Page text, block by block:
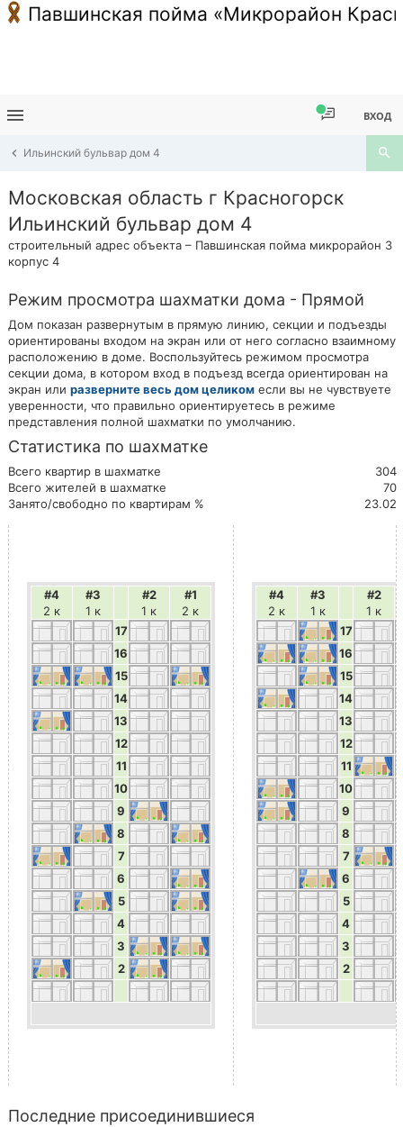
Павшинская пойма «Микрорайон
ВХОД
Ильинский бульвар дом 4
Московская область г Красногорск
Ильинский бульвар дом 4
строительный адрес объекта – Павшинская пойма микрорайон 3
корпус 4
Режим просмотра шахматки дома - Прямой
Дом показан развернутым в прямую линию, секции и подъезды
ориентированы входом на экран или от него согласно взаимному
расположению в доме. Воспользуйтесь режимом просмотра
секции дома, в котором вход в подъезд всегда ориентирован на
экран или разверните весь дом целиком если вы не чувствуете
уверенности, что правильно ориентируетесь в режиме
представления полной шахматки по умолчанию.
Статистика по шахматке
304
Всего квартир в шахматке
70
Всего жителей в шахматке
23.02
Занято/свободно по квартирам %
#4
2 к
#3
1 к
#2
1 к
#1
2 к
17
16
15
14
13
12
11
10
9
8
7
6
5
4
3
2
#4
2 к
#3
1 к
#2
1 к
17
16
15
14
13
12
11
10
9
8
7
6
5
4
3
2
Последние присоединившиеся